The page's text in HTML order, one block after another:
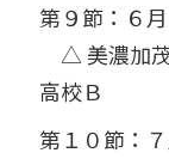
第９節：６
△ 美濃加茂
高校Ｂ
第１０節：